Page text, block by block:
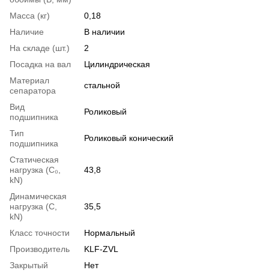
Масса (кг)
0,18
Наличие
В наличии
На складе (шт.)
2
Посадка на вал
Цилиндрическая
Материал
сепаратора
стальной
Вид
подшипника
Роликовый
Тип
подшипника
Роликовый конический
Статическая
нагрузка (С₀,
kN)
43,8
Динамическая
нагрузка (С,
kN)
35,5
Класс точности
Нормальный
Производитель
KLF-ZVL
Закрытый
Нет